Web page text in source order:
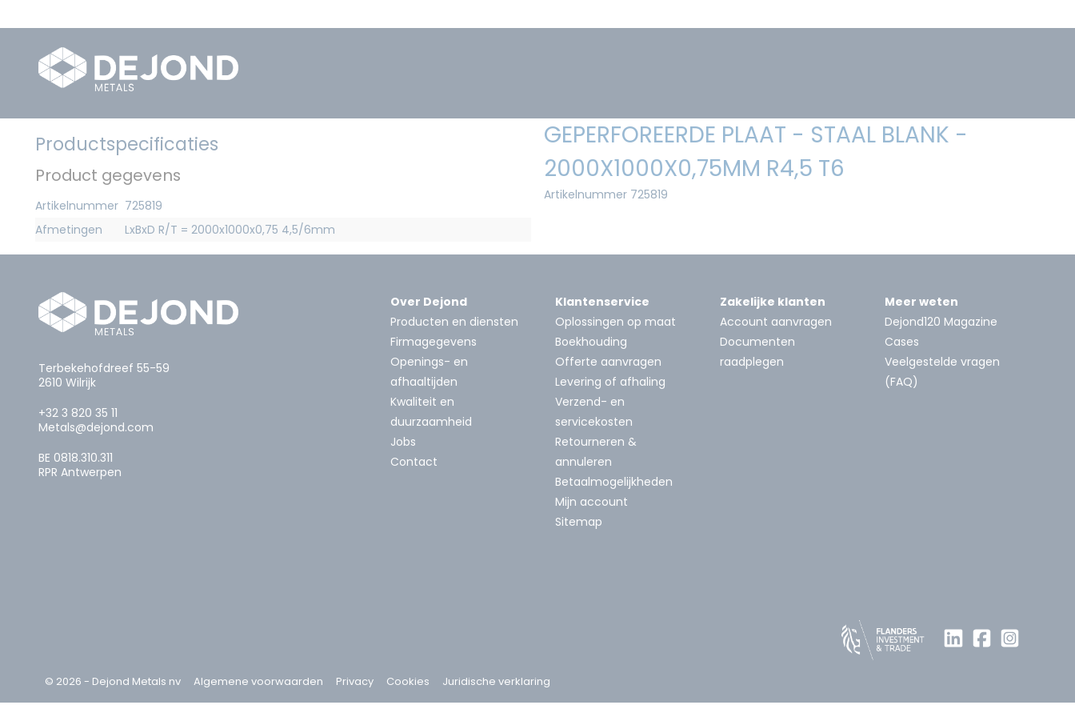
Productspecificaties
Product gegevens
Artikelnummer 725819
Afmetingen
LxBxD R/T = 2000x1000x0,75 4,5/6mm
GEPERFOREERDE PLAAT - STAAL BLANK -
2000X1000X0,75MM R4,5 T6
Artikelnummer 725819
Terbekehofdreef 55-59
2610 Wilrijk
+32 3 820 35 11
Metals@dejond.com
BE 0818.310.311
RPR Antwerpen
Over Dejond
Producten en diensten
Firmagegevens
Openings- en
afhaaltijden
Kwaliteit en
duurzaamheid
Jobs
Contact
Klantenservice
Oplossingen op maat
Boekhouding
Offerte aanvragen
Levering of afhaling
Verzend- en
servicekosten
Retourneren &
annuleren
Betaalmogelijkheden
Mijn account
Sitemap
Zakelijke klanten
Account aanvragen
Documenten
raadplegen
Meer weten
Dejond120 Magazine
Cases
Veelgestelde vragen
(FAQ)
© 2026 - Dejond Metals nv Algemene voorwaarden Privacy Cookies Juridische verklaring